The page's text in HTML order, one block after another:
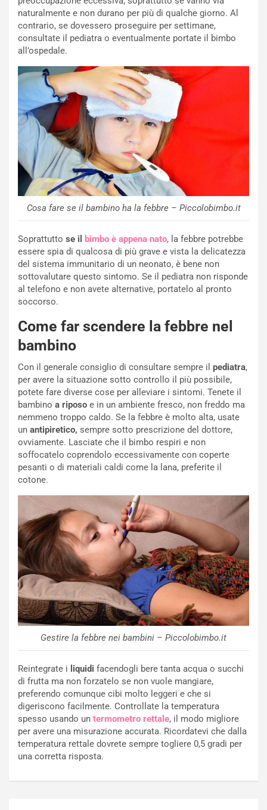
naturalmente e non durano per più di qualche giorno. Al
contrario, se dovessero proseguire per settimane,
consultate il pediatra o eventualmente portate il bimbo
all’ospedale.
Cosa fare se il bambino ha la febbre – Piccolobimbo.it
Soprattutto se il bimbo è appena nato, la febbre potrebbe
essere spia di qualcosa di più grave e vista la delicatezza
del sistema immunitario di un neonato, è bene non
sottovalutare questo sintomo. Se il pediatra non risponde
al telefono e non avete alternative, portatelo al pronto
soccorso.
Come far scendere la febbre nel
bambino
Con il generale consiglio di consultare sempre il pediatra,
per avere la situazione sotto controllo il più possibile,
potete fare diverse cose per alleviare i sintomi. Tenete il
bambino a riposo e in un ambiente fresco, non freddo ma
nemmeno troppo caldo. Se la febbre è molto alta, usate
un antipiretico, sempre sotto prescrizione del dottore,
ovviamente. Lasciate che il bimbo respiri e non
soffocatelo coprendolo eccessivamente con coperte
pesanti o di materiali caldi come la lana, preferite il
cotone.
Gestire la febbre nei bambini – Piccolobimbo.it
Reintegrate i liquidi facendogli bere tanta acqua o succhi
di frutta ma non forzatelo se non vuole mangiare,
preferendo comunque cibi molto leggeri e che si
digeriscono facilmente. Controllate la temperatura
spesso usando un termometro rettale, il modo migliore
per avere una misurazione accurata. Ricordatevi che dalla
temperatura rettale dovrete sempre togliere 0,5 gradi per
una corretta risposta.